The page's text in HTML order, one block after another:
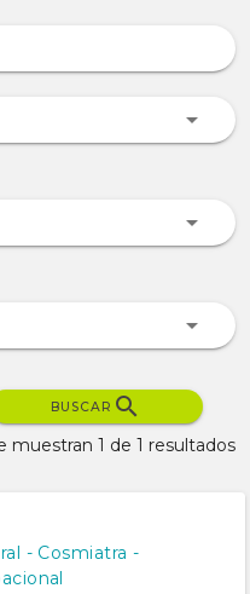
BUSCAR
muestran 1 de 1 resultados
- Cosmiatra -